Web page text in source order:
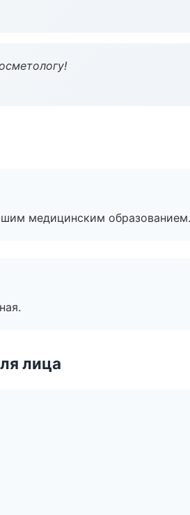
медицинским образованием.
лица